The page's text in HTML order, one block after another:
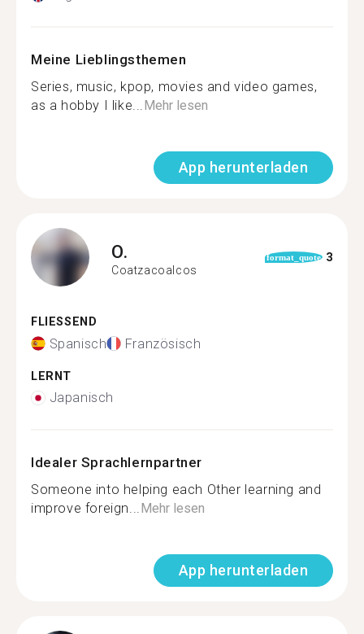
Meine Lieblingsthemen
Series, music, kpop, movies and video games,
as a hobby I like...Mehr lesen
App herunterladen
O.
Coatzacoalcos
format_quote 3
FLIESSEND
Spanisch Französisch
LERNT
Japanisch
Idealer Sprachlernpartner
Someone into helping each Other learning and
improve foreign...Mehr lesen
App herunterladen